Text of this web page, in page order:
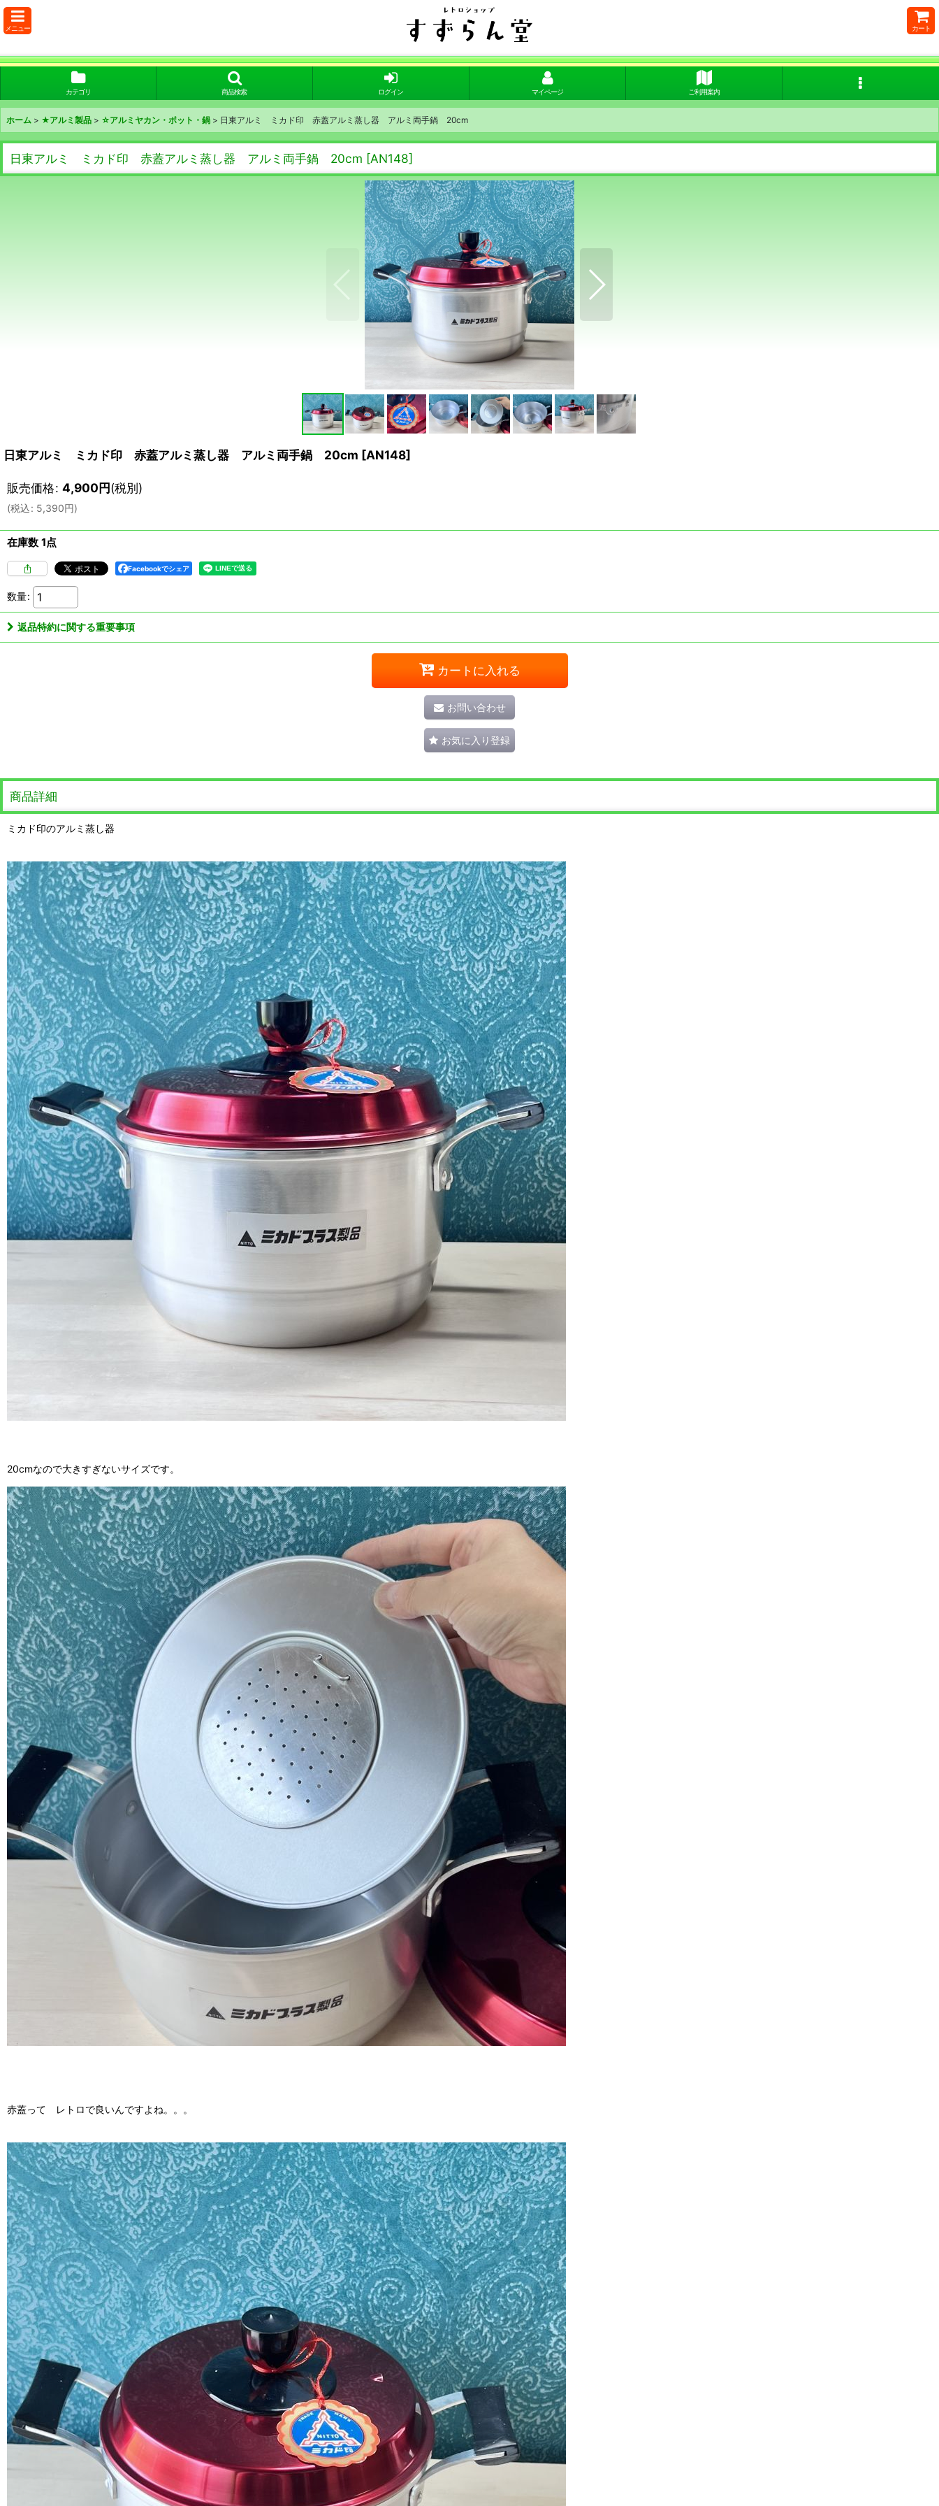
メニュー カート
カテゴリ 商品検索 ログイン マイページ ご利用案内
ホーム > ★アルミ製品 > ☆アルミヤカン・ポット・鍋 > 日東アルミ ミカド印 赤蓋アルミ蒸し器 アルミ両手鍋 20cm
日東アルミ ミカド印 赤蓋アルミ蒸し器 アルミ両手鍋 20cm [AN148]
日東アルミ ミカド印 赤蓋アルミ蒸し器 アルミ両手鍋 20cm [AN148]
販売価格: 4,900円(税別)
(税込: 5,390円)
在庫数 1点
Facebookでシェア
数量:
返品特約に関する重要事項
カートに入れる
お問い合わせ
お気に入り登録
商品詳細
ミカド印のアルミ蒸し器
20cmなので大きすぎないサイズです。
赤蓋って レトロで良いんですよね。。。